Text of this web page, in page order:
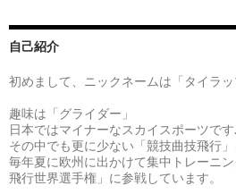
自己紹介
初めまして、ニックネームは「タイラ
趣味は「グライダー」
日本ではマイナーなスカイスポーツです.
その中でも更に少ない「競技曲技飛行」
毎年夏に欧州に出かけて集中トレーニ
飛行世界選手権」に参戦しています。